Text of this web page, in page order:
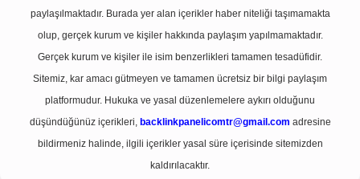
paylaşılmaktadır. Burada yer alan içerikler haber niteliği taşımamakta
olup, gerçek kurum ve kişiler hakkında paylaşım yapılmamaktadır.
Gerçek kurum ve kişiler ile isim benzerlikleri tamamen tesadüfidir.
Sitemiz, kar amacı gütmeyen ve tamamen ücretsiz bir bilgi paylaşım
platformudur. Hukuka ve yasal düzenlemelere aykırı olduğunu
düşündüğünüz içerikleri, backlinkpanelicomtr@gmail.com adresine
bildirmeniz halinde, ilgili içerikler yasal süre içerisinde sitemizden
kaldırılacaktır.